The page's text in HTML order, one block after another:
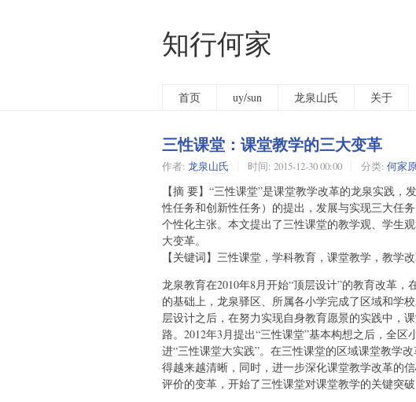
知行何家
首页 uy/sun 龙泉山氏 关于
三性课堂：课堂教学的三大变革
作者: 龙泉山氏 时间: 2015-12-30 00:00 分类: 何家
【摘 要】“三性课堂”是课堂教学改革的龙泉实践
性任务和创新性任务）的提出，发展与实现三大任
个性化主张。本文提出了三性课堂的教学观、学生
大变革。
【关键词】三性课堂，学科教育，课堂教学，教学
龙泉教育在2010年8月开始“顶层设计”的教育改革
的基础上，龙泉驿区、所属各小学完成了区域和学
层设计之后，在努力实现自身教育愿景的实践中，
路。2012年3月提出“三性课堂”基本构想之后，全
进“三性课堂大实践”。在三性课堂的区域课堂教学
得越来越清晰，同时，进一步深化课堂教学改革的
评价的变革，开始了三性课堂对课堂教学的关键突破